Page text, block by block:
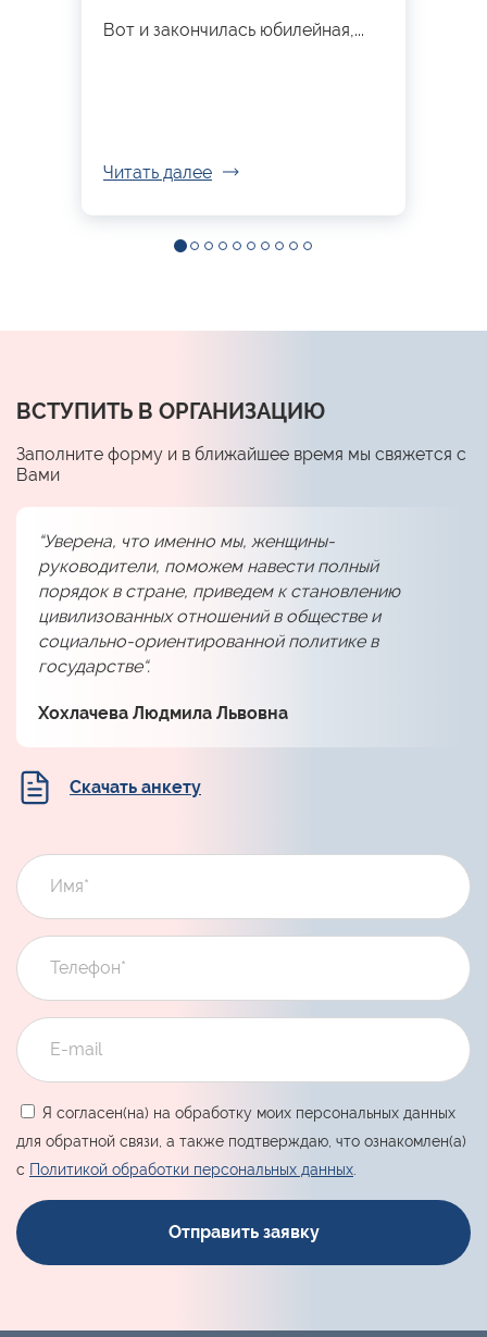
Вот и закончилась юбилейная,...
Читать далее
ВСТУПИТЬ В ОРГАНИЗАЦИЮ
Заполните форму и в ближайшее время мы свяжется с
Вами
“Уверена, что именно мы, женщины-
руководители, поможем навести полный
порядок в стране, приведем к становлению
цивилизованных отношений в обществе и
социально-ориентированной политике в
государстве“.
Хохлачева Людмила Львовна
Скачать анкету
Я согласен(на) на обработку моих персональных данных
для обратной связи, а также подтверждаю, что ознакомлен(а)
с Политикой обработки персональных данных